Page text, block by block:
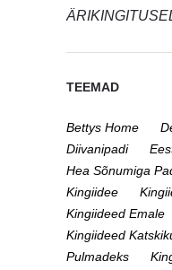
TEEMAD
Bettys Home
Diivanipadi
Hea Sõnumiga
Kingiidee
Kingiideed Emale
Kingiideed
Pulmadeks